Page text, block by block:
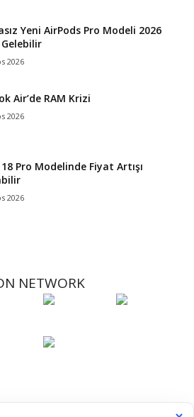
Yeni AirPods Pro Modeli 2026
Gelebilir
2026
Air’de RAM Krizi
2026
Pro Modelinde Fiyat Artışı
2026
NETWORK